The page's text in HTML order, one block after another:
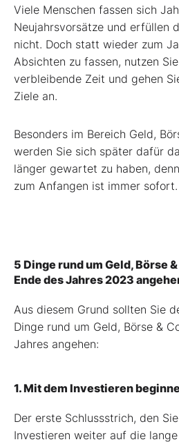
Viele Menschen fassen sich
Neujahrsvorsätze und erfüllen
nicht. Doch statt wieder zum
Absichten zu fassen, nutzen
verbleibende Zeit und gehen
Ziele an.
Besonders im Bereich Geld,
werden Sie sich später dafür
länger gewartet zu haben,
zum Anfangen ist immer sofort.
5 Dinge rund um Geld, Börse
Ende des Jahres 2023
Aus diesem Grund sollten Sie
Dinge rund um Geld, Börse &
Jahres angehen:
1. Mit dem Investieren
Der erste Schlussstrich, den
Investieren weiter auf die